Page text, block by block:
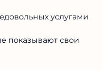
услугами
показывают свои